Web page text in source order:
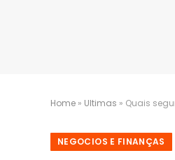
Home » Ultimas » Quais
NEGOCIOS E FINANÇAS